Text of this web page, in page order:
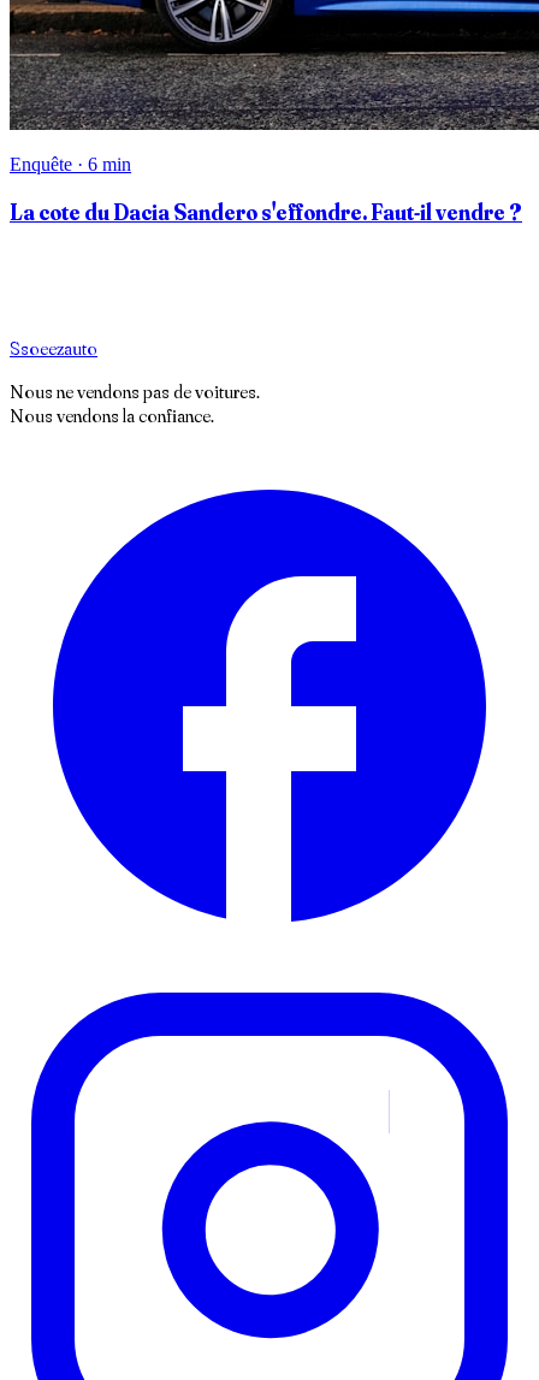
Enquête · 6 min
La cote du Dacia Sandero s'effondre. Faut-il vendre ?
Ssoeezauto
Nous ne vendons pas de voitures.
Nous vendons la confiance.